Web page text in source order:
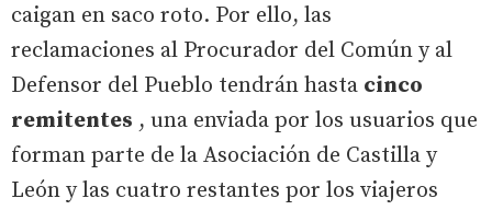
caigan en saco roto. Por ello, las
reclamaciones al Procurador del Común y al
Defensor del Pueblo tendrán hasta cinco
remitentes , una enviada por los usuarios que
forman parte de la Asociación de Castilla y
León y las cuatro restantes por los viajeros